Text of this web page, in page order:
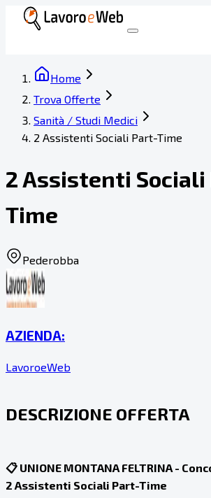
Home
Trova Offerte
Sanità / Studi Medici
2 Assistenti Sociali Part-Time
2 Assistenti
Time
Pederobba
AZIENDA:
LavoroeWeb
DESCRIZIONE OFFERTA
📋 UNIONE MONTANA FELTRINA -
2 Assistenti Sociali Part-Time